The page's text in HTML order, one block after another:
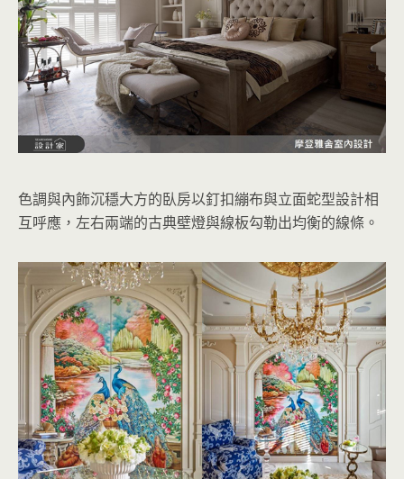
色調與內飾沉穩大方的臥房以釘扣繃布與立面蛇型設計相
互呼應，左右兩端的古典壁燈與線板勾勒出均衡的線條。